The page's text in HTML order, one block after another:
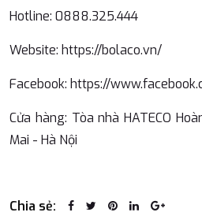
Hotline: 0888.325.444
Website: https://bolaco.vn/
Facebook: https://
Cửa hàng: Tòa nhà HATECO
Mai - Hà Nội
Chia sẻ: